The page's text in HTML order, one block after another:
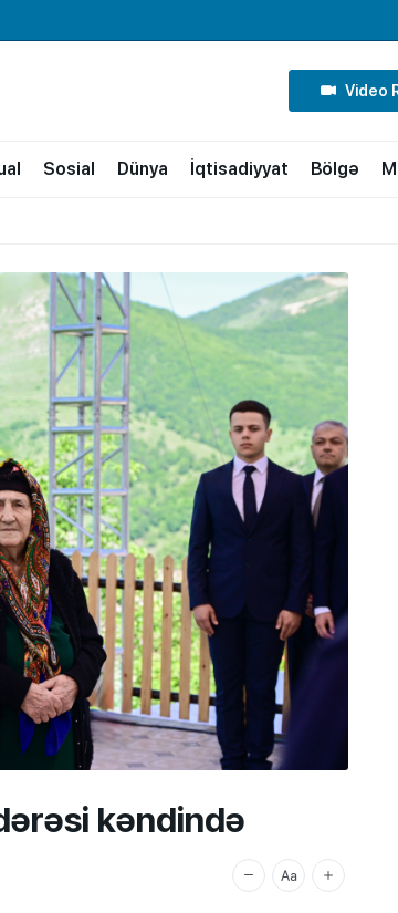
Video
Sosial Dünya İqtisadiyyat Bölgə
kəndində